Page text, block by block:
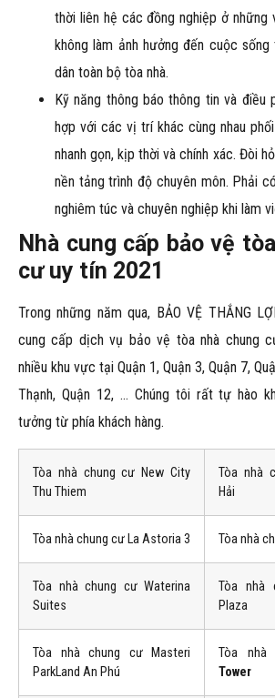
thời liên hệ các đồng nghiệp ở những
không làm ảnh hưởng đến cuộc
dân toàn bộ tòa nhà.
Kỹ năng thông báo thông tin và điều
hợp với các vị trí khác cùng nhau
nhanh gọn, kịp thời và chính xác. Đòi
nền tảng trình độ chuyên môn. Phải
nghiêm túc và chuyên nghiệp khi làm
Nhà cung cấp bảo vệ
cư uy tín 2021
Trong những năm qua, BẢO VỆ THẮNG
cung cấp dịch vụ bảo vệ tòa nhà chung
nhiều khu vực tại Quận 1, Quận 3, Quận 7,
Thạnh, Quận 12, … Chúng tôi rất tự hào
tưởng từ phía khách hàng.
Tòa nhà chung cư New City
Thu Thiem
Tòa nhà
Hải
Tòa nhà chung cư La Astoria 3 Tòa nhà
Tòa nhà chung cư Waterina
Suites
Tòa nhà
Plaza
Tòa nhà chung cư Masteri
ParkLand An Phú
Tòa nhà
Tower